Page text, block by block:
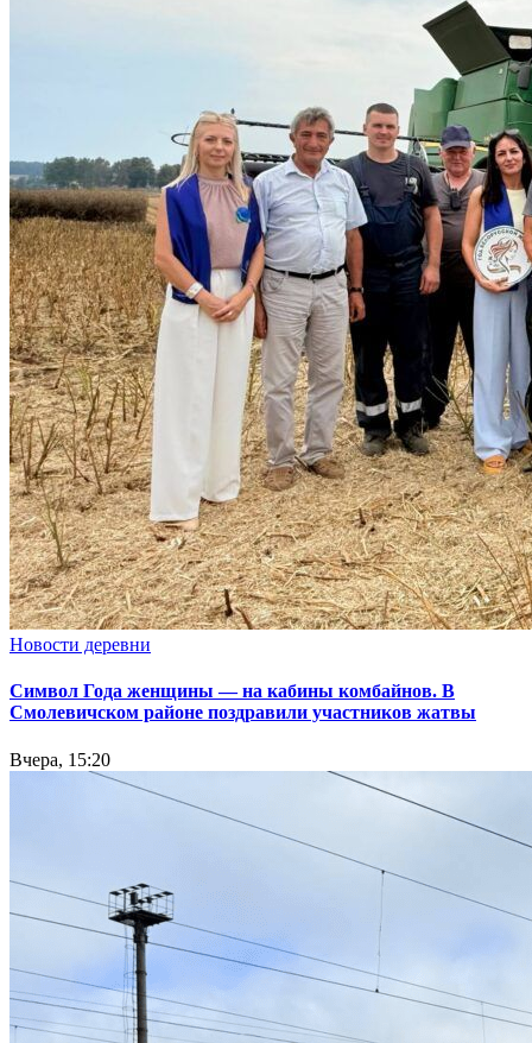
Новости деревни
Символ Года женщины — на кабины комбайнов. В
Смолевичском районе поздравили участников жатвы
Вчера, 15:20